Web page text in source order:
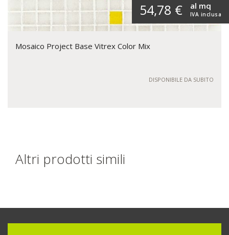
54,78 € IVA inclusa
al mq
Mosaico Project Base Vitrex Color Mix
DISPONIBILE DA SUBITO
Altri prodotti simili